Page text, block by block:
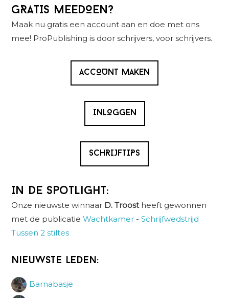
Primaire
Sidebar
GRATIS MEEDOEN?
Maak nu gratis een account aan en doe met ons
mee! ProPublishing is door schrijvers, voor schrijvers.
ACCOUNT MAKEN
INLOGGEN
SCHRIJFTIPS
In de spotlight:
Onze nieuwste winnaar D. Troost heeft gewonnen
met de publicatieWachtkamer -Schrijfwedstrijd
Tussen 2 stiltes
Nieuwste leden:
Barnabasje